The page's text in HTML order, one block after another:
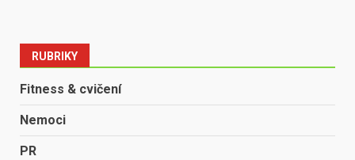
RUBRIKY
Fitness & cvičení
Nemoci
PR